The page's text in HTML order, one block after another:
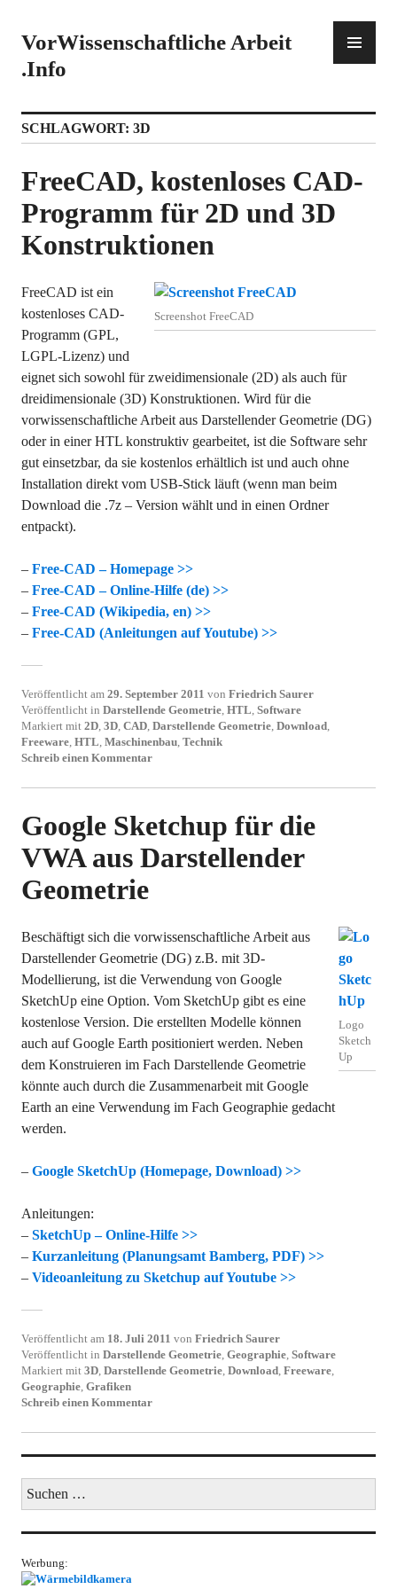
springen
VorWissenschaftliche Arbeit
.Info
SCHLAGWORT: 3D
FreeCAD, kostenloses CAD-
Programm für 2D und 3D
Konstruktionen
Screenshot FreeCAD
FreeCAD ist ein
kostenloses CAD-
Programm (GPL,
LGPL-Lizenz) und
eignet sich sowohl für zweidimensionale (2D) als auch für
dreidimensionale (3D) Konstruktionen. Wird für die
vorwissenschaftliche Arbeit aus Darstellender Geometrie (DG)
oder in einer HTL konstruktiv gearbeitet, ist die Software sehr
gut einsetzbar, da sie kostenlos erhältlich ist und auch ohne
Installation direkt vom USB-Stick läuft (wenn man beim
Download die .7z – Version wählt und in einen Ordner
entpackt).
– Free-CAD – Homepage >>
– Free-CAD – Online-Hilfe (de) >>
– Free-CAD (Wikipedia, en) >>
– Free-CAD (Anleitungen auf Youtube) >>
Veröffentlicht am 29. September 2011 von Friedrich Saurer
Veröffentlicht in Darstellende Geometrie, HTL, Software
Markiert mit 2D, 3D, CAD, Darstellende Geometrie, Download,
Freeware, HTL, Maschinenbau, Technik
Schreib einen Kommentar
Google Sketchup für die
VWA aus Darstellender
Geometrie
Logo
Sketch
Up
Beschäftigt sich die vorwissenschaftliche Arbeit aus
Darstellender Geometrie (DG) z.B. mit 3D-
Modellierung, ist die Verwendung von Google
SketchUp eine Option. Vom SketchUp gibt es eine
kostenlose Version. Die erstellten Modelle können
auch auf Google Earth positioniert werden. Neben
dem Konstruieren im Fach Darstellende Geometrie
könnte auch durch die Zusammenarbeit mit Google
Earth an eine Verwendung im Fach Geographie gedacht
werden.
– Google SketchUp (Homepage, Download) >>
Anleitungen:
– SketchUp – Online-Hilfe >>
– Kurzanleitung (Planungsamt Bamberg, PDF) >>
– Videoanleitung zu Sketchup auf Youtube >>
Veröffentlicht am 18. Juli 2011 von Friedrich Saurer
Veröffentlicht in Darstellende Geometrie, Geographie, Software
Markiert mit 3D, Darstellende Geometrie, Download, Freeware,
Geographie, Grafiken
Schreib einen Kommentar
nach:
Werbung: